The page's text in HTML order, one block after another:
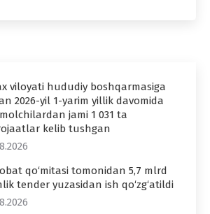
viloyati hududiy boshqarmasiga
2026-yil 1-yarim yillik davomida
jami 1 031 ta
kelib tushgan
qo‘mitasi tomonidan 5,7 mlrd
tender yuzasidan ish qo‘zg‘atildi